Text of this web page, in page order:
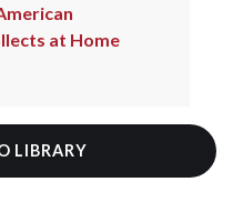
at Home
LIBRARY